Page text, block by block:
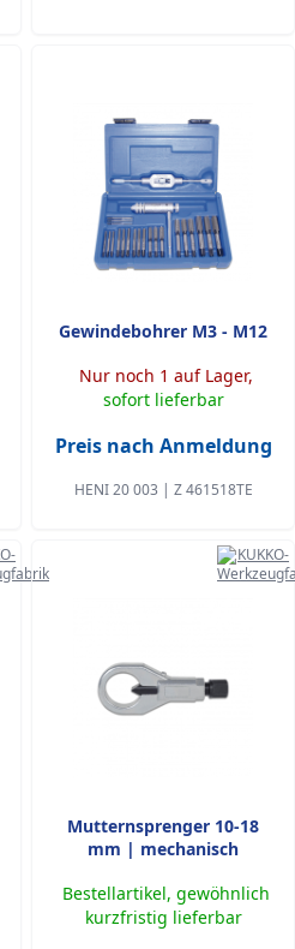
Gewindebohrer M3 - M12
Nur noch 1 auf Lager,
sofort lieferbar
Preis nach Anmeldung
HENI 20 003 | Z 461518TE
Mutternsprenger 10-18
mm | mechanisch
Bestellartikel, gewöhnlich
kurzfristig lieferbar